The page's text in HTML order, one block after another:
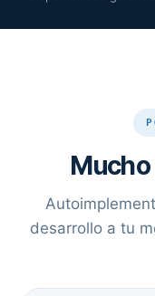
Mucho
desarrollo a tu